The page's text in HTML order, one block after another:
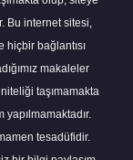
Bu internet sitesi,
hiçbir bağlantısı
makaleler
taşımamakta
tesadüfidir.